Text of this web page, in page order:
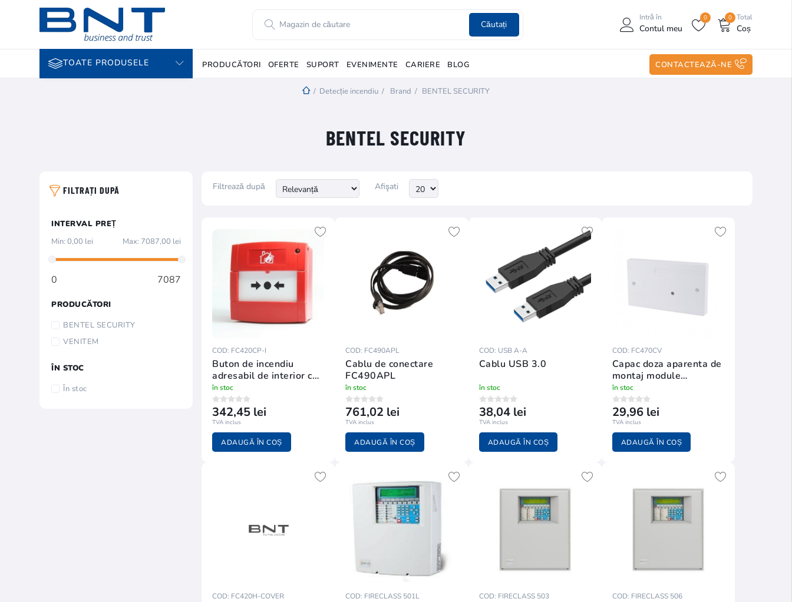
Căutați
Intră în
Contul meu
0 Total
Coș
0
TOATE PRODUSELE PRODUCĂTORI OFERTE SUPORT EVENIMENTE CARIERE BLOG CONTACTEAZĂ-NE
/ Detecție incendiu / Brand / BENTEL SECURITY
BENTEL SECURITY
FILTRAȚI DUPĂ
INTERVAL PREȚ
Min: 0,00 lei Max: 7087,00 lei
0 7087
PRODUCĂTORI
BENTEL SECURITY
VENITEM
ÎN STOC
În stoc
Filtrează după Afişati
COD: FC420CP-I
Buton de incendiu
adresabil de interior cu
izolator FC420CP-I
în stoc
342,45 lei
TVA inclus
ADAUGĂ ÎN COȘ
COD: FC490APL
Cablu de conectare
FC490APL
în stoc
761,02 lei
TVA inclus
ADAUGĂ ÎN COȘ
COD: USB A-A
Cablu USB 3.0
în stoc
38,04 lei
TVA inclus
ADAUGĂ ÎN COȘ
COD: FC470CV
Capac doza aparenta de
montaj module
FC470CV
în stoc
29,96 lei
TVA inclus
ADAUGĂ ÎN COȘ
COD: FC420H-COVER COD: FIRECLASS 501L COD: FIRECLASS 503 COD: FIRECLASS 506